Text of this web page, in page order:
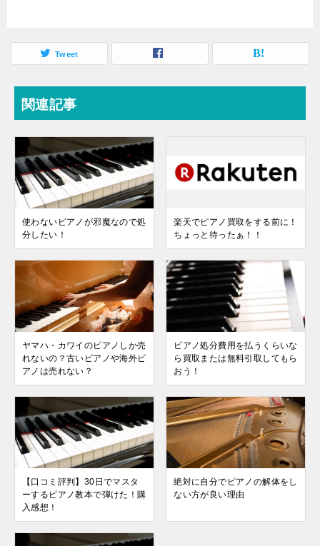
Tweet
関連記事
使わないピアノが邪魔なので処
分したい！
楽天でピアノ買取をする前に！
ちょっと待ったぁ！！
ヤマハ・カワイのピアノしか売
れないの？古いピアノや海外ピ
アノは売れない？
ピアノ処分費用を払うくらいな
ら買取または無料引取してもら
おう！
【口コミ評判】30日でマスタ
ーするピアノ教本で弾けた！購
入感想！
絶対に自分でピアノの解体をし
ない方が良い理由